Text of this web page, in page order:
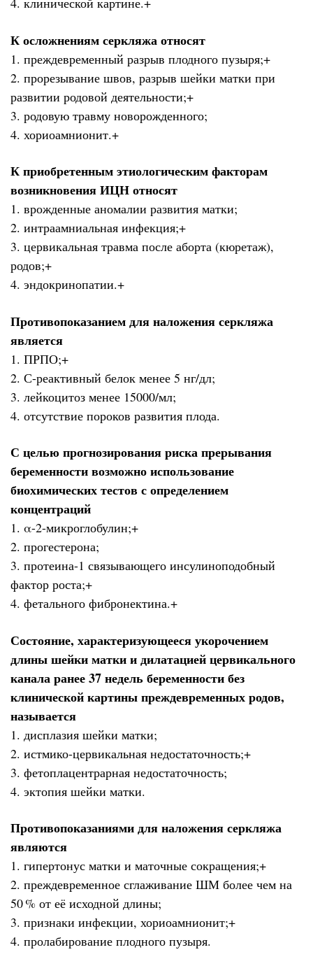
К осложнениям серкляжа относят
1. преждевременный разрыв плодного пузыря;+
2. прорезывание швов, разрыв шейки матки при
развитии родовой деятельности;+
3. родовую травму новорожденного;
4. хориоамнионит.+
К приобретенным этиологическим факторам
возникновения ИЦН относят
1. врожденные аномалии развития матки;
2. интраамниальная инфекция;+
3. цервикальная травма после аборта (кюретаж),
родов;+
4. эндокринопатии.+
Противопоказанием для наложения серкляжа
является
1. ПРПО;+
2. С-реактивный белок менее 5 нг/дл;
3. лейкоцитоз менее 15000/мл;
4. отсутствие пороков развития плода.
С целью прогнозирования риска прерывания
беременности возможно использование
биохимических тестов с определением
концентраций
1. α-2-микроглобулин;+
2. прогестерона;
3. протеина-1 связывающего инсулиноподобный
фактор роста;+
4. фетального фибронектина.+
Состояние, характеризующееся укорочением
длины шейки матки и дилатацией цервикального
канала ранее 37 недель беременности без
клинической картины преждевременных родов,
называется
1. дисплазия шейки матки;
2. истмико-цервикальная недостаточность;+
3. фетоплацентрарная недостаточность;
4. эктопия шейки матки.
Противопоказаниями для наложения серкляжа
являются
1. гипертонус матки и маточные сокращения;+
2. преждевременное сглаживание ШМ более чем на
50 % от её исходной длины;
3. признаки инфекции, хориоамнионит;+
4. пролабирование плодного пузыря.